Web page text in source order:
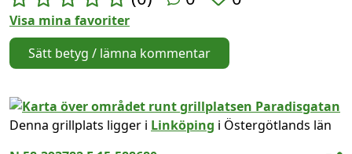
Visa mina favoriter
Sätt betyg / lämna kommentar
Denna grillplats ligger i Linköping i Östergötlands län